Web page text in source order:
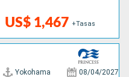
US$ 1,467 +Tasas
Yokohama 08/04/2027